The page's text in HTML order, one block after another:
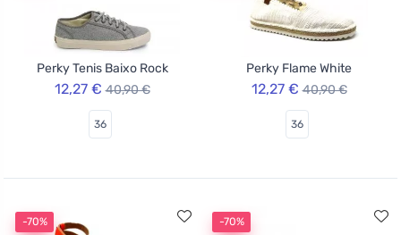
Perky Tenis Baixo Rock
12,27 € 40,90 €
36
Perky Flame White
12,27 € 40,90 €
36
-70% -70%